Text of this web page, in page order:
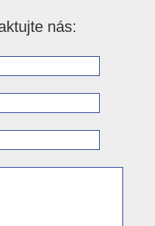
nás: